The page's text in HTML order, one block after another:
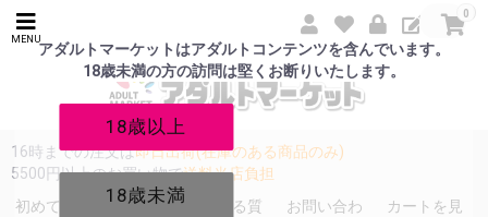
アダルトマーケットはアダルトコンテンツを含んでいます。
18歳未満の方の訪問は堅くお断りいたします。
18歳以上
18歳未満
MENU
0
16時までの注文は即日出荷(在庫のある商品のみ)
5500円以上のお買い物で送料当店負担
初めての方
発送方
よくある質
お問い合わ
カートを見